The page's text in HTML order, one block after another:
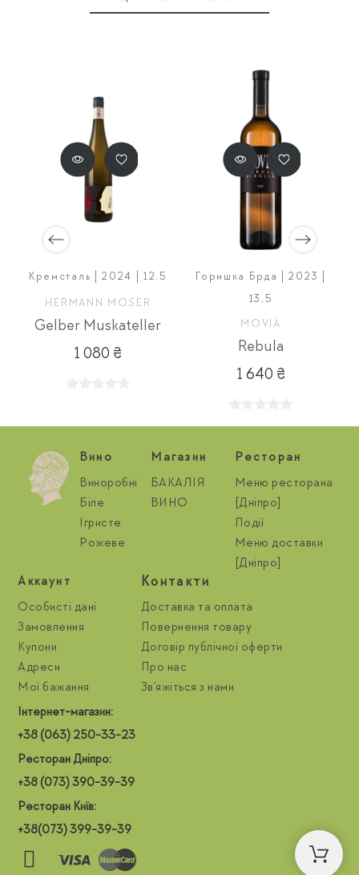
Кремсталь | 2024 | 12.5
HERMANN MOSER
Gelber Muskateller
1 080 ₴
Горишка Брда | 2023 |
13,5
MOVIA
Rebula
1 640 ₴
Вино
Виноробні
Біле
Ігристе
Рожеве
Магазин
БАКАЛІЯ
ВИНО
Ресторан
Меню ресторана
[Дніпро]
Події
Меню доставки
[Дніпро]
Aккаунт
Особисті дані
Замовлення
Купони
Адреси
Мої бажання
Контакти
Доставка та оплата
Повернення товару
Договір публічної оферти
Про нас
Зв'яжіться з нами
Інтернет-магазин:
+38 (063) 250-33-23
Ресторан Дніпро:
+38 (073) 390-39-39
Ресторан Київ:
+38(073) 399-39-39